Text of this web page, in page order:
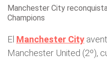
Manchester City
Champions
El Manchester City
Manchester United (2º),